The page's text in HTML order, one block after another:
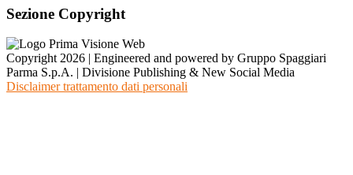
Sezione Copyright
Copyright 2026 | Engineered and powered by Gruppo Spaggiari
Parma S.p.A. | Divisione Publishing & New Social Media
Disclaimer trattamento dati personali